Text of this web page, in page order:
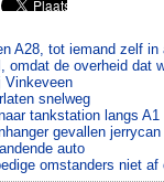
A28, tot iemand zelf in
omdat de overheid dat
Vinkeveen
snelweg
tankstation langs A1
gevallen jerrycan
auto
omstanders niet af